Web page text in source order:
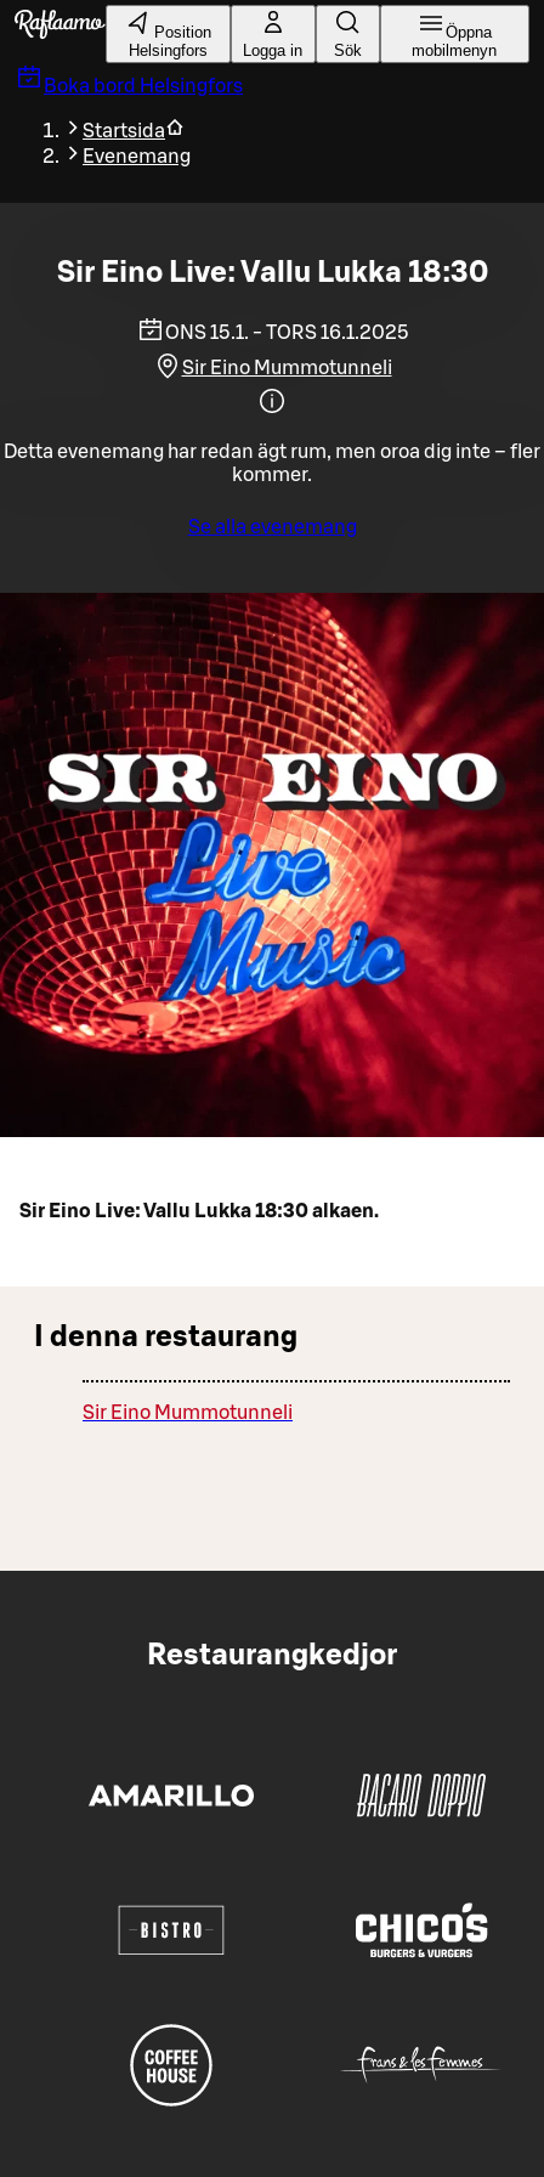
Gå till huvudinnehållet
Position
Helsingfors
Logga in Sök
Öppna
mobilmenyn
Boka bord Helsingfors
Startsida
Evenemang
Sir Eino Live: Vallu Lukka 18:30
ONS 15.1. - TORS 16.1.2025
Sir Eino Mummotunneli
Detta evenemang har redan ägt rum, men oroa dig inte – fler
kommer.
Se alla evenemang
Sir Eino Live: Vallu Lukka 18:30 alkaen.
I denna restaurang
Sir Eino Mummotunneli
Restaurangkedjor